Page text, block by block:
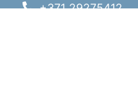
+371 29275412